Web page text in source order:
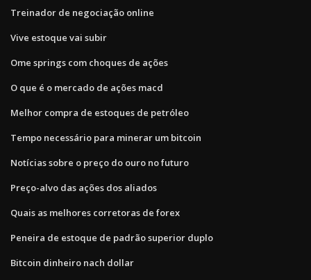
Treinador de negociação online
Vive estoque vai subir
Ome springs com choques de ações
O que é o mercado de ações macd
Melhor compra de estoques de petróleo
Tempo necessário para minerar um bitcoin
Notícias sobre o preço do ouro no futuro
Preço-alvo das ações dos aliados
Quais as melhores corretoras de forex
Peneira de estoque de padrão superior duplo
Bitcoin dinheiro nach dollar